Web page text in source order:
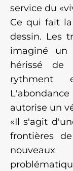
service du
Ce qui fait
dessin. Les
imaginé un
hérissé de
rythment
autorise un
«Il s'agit
frontières